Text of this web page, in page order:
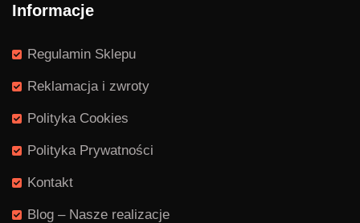
Informacje
Regulamin Sklepu
Reklamacja i zwroty
Polityka Cookies
Polityka Prywatności
Kontakt
Blog – Nasze realizacje